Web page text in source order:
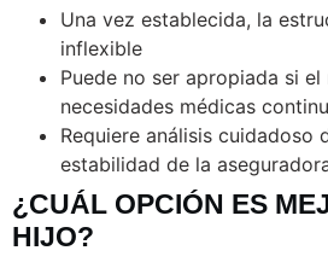
Una vez establecida, la
inflexible
Puede no ser apropiada si
necesidades médicas
Requiere análisis cuidadoso
estabilidad de la
¿CUÁL OPCIÓN ES
HIJO?